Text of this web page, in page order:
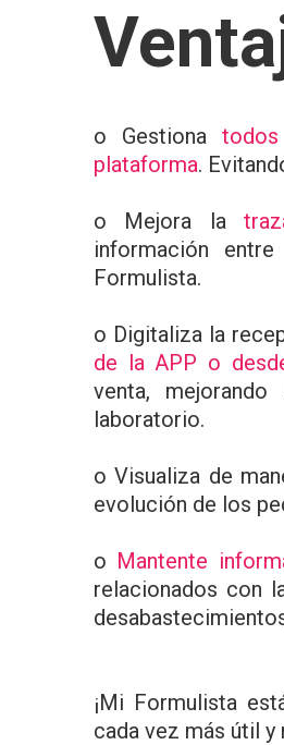
o Gestiona
plataforma.
o Mejora la
información
Formulista.
o Digitaliza la
de la APP o
venta,
laboratorio.
o Visualiza de
evolución de los
o Mantente
relacionados con
¡Mi Formulista
cada vez más útil y